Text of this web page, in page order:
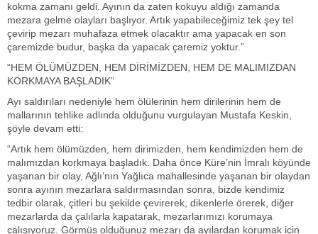
kokma zamanı geldi. Ayının da zaten kokuyu aldığı zamanda
mezara gelme olayları başlıyor. Artık yapabileceğimiz tek şey tel
çevirip mezarı muhafaza etmek olacaktır ama yapacak en son
çaremizde budur, başka da yapacak çaremiz yoktur.”
“HEM ÖLÜMÜZDEN, HEM DİRİMİZDEN, HEM DE MALIMIZDAN
KORKMAYA BAŞLADIK”
Ayı saldırıları nedeniyle hem ölülerinin hem dirilerinin hem de
mallarının tehlike adlında olduğunu vurgulayan Mustafa Keskin,
şöyle devam etti:
“Artık hem ölümüzden, hem dirimizden, hem kendimizden hem de
malımızdan korkmaya başladık. Daha önce Küre’nin İmralı köyünde
yaşanan bir olay, Ağlı’nın Yağlıca mahallesinde yaşanan bir olaydan
sonra ayının mezarlara saldırmasından sonra, bizde kendimiz
tedbir olarak, çitleri bu şekilde çevirerek, dikenlerle örerek, diğer
mezarlarda da çalılarla kapatarak, mezarlarımızı korumaya
çalışıyoruz. Görmüş olduğunuz mezarı da ayılardan korumak için